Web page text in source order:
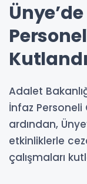
Kutlandı
Adalet
İnfaz
ardından,
etkinliklerle
çalışmaları